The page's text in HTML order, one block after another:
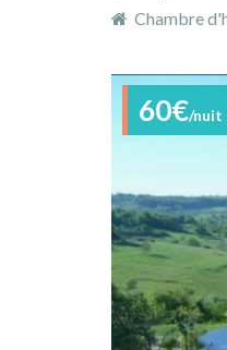
Chambre
60€/nuit